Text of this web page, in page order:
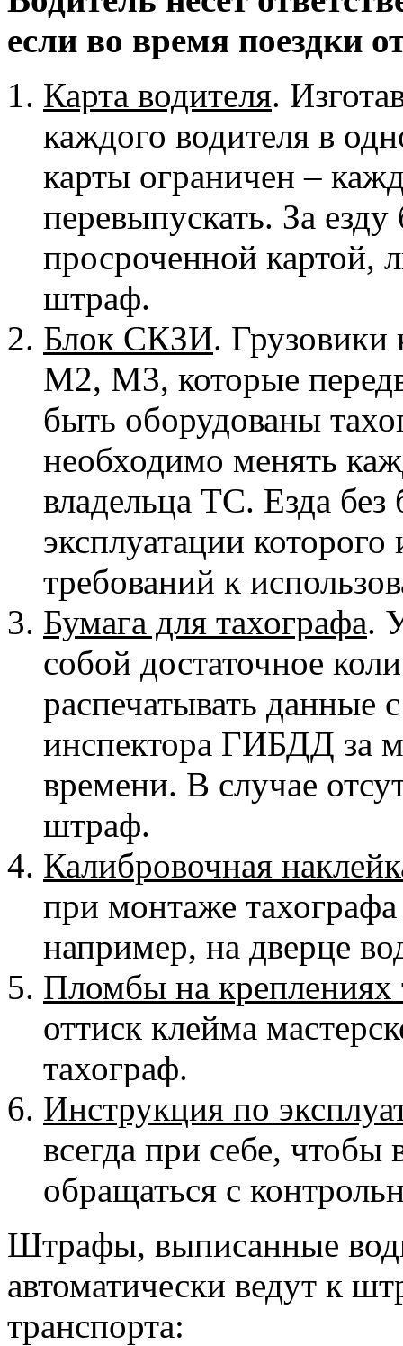
если во время поездки
Карта водителя.
каждого водителя в
карты ограничен –
перевыпускать. За
просроченной картой,
штраф.
Блок СКЗИ. Грузовики
M2, M3, которые
быть оборудованы
необходимо менять
владельца ТС. Езда
эксплуатации
требований к
Бумага для тахографа.
собой достаточное
распечатывать данные
инспектора ГИБДД за
времени. В случае
штраф.
Калибровочная
при монтаже
например, на дверце
Пломбы на креплениях
оттиск клейма
тахограф.
Инструкция по
всегда при себе, чтобы
обращаться с
Штрафы, выписанные
автоматически ведут к
транспорта: